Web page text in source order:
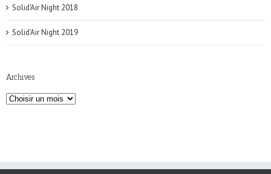
Solid'Air Night 2018
Solid'Air Night 2019
Archives